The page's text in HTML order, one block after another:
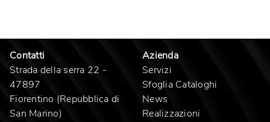
Contatti
Strada della serra 22 -
47897
Fiorentino (Repubblica di
San Marino)
Azienda
Servizi
Sfoglia Cataloghi
News
Realizzazioni